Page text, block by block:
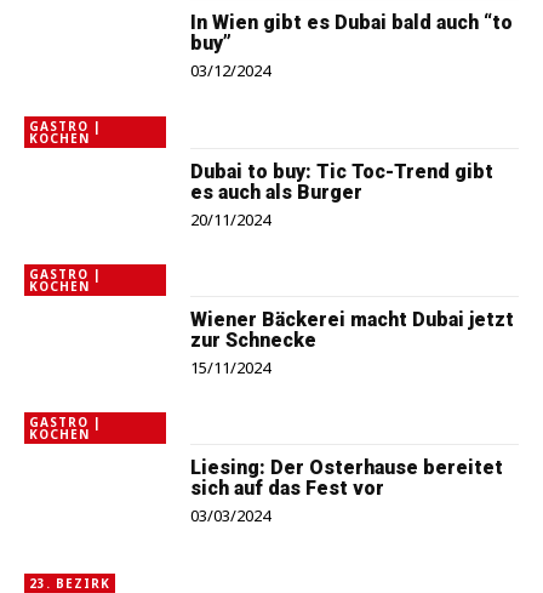
GASTRO |
KOCHEN
In Wien gibt es Dubai bald auch “to
buy”
03/12/2024
GASTRO |
KOCHEN
Dubai to buy: Tic Toc-Trend gibt
es auch als Burger
20/11/2024
GASTRO |
KOCHEN
Wiener Bäckerei macht Dubai jetzt
zur Schnecke
15/11/2024
23. BEZIRK
Liesing: Der Osterhause bereitet
sich auf das Fest vor
03/03/2024